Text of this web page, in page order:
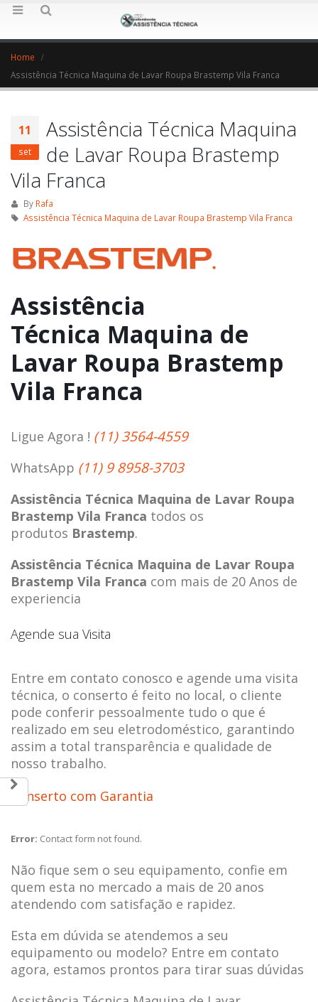
Home
Assistência Técnica Maquina de Lavar Roupa Brastemp Vila Franca
11
set
Assistência Técnica Maquina
de Lavar Roupa Brastemp
Vila Franca
By Rafa
Assistência Técnica Maquina de Lavar Roupa Brastemp Vila Franca
Assistência
Técnica Maquina de
Lavar Roupa Brastemp
Vila Franca
Ligue Agora ! (11) 3564-4559
WhatsApp (11) 9 8958-3703
Assistência Técnica Maquina de Lavar Roupa
Brastemp Vila Franca todos os
produtos Brastemp.
Assistência Técnica Maquina de Lavar Roupa
Brastemp Vila Franca com mais de 20 Anos de
experiencia
Agende sua Visita
Entre em contato conosco e agende uma visita
técnica, o conserto é feito no local, o cliente
pode conferir pessoalmente tudo o que é
realizado em seu eletrodoméstico, garantindo
assim a total transparência e qualidade de
nosso trabalho.
Conserto com Garantia
Error: Contact form not found.
Não fique sem o seu equipamento, confie em
quem esta no mercado a mais de 20 anos
atendendo com satisfação e rapidez.
Esta em dúvida se atendemos a seu
equipamento ou modelo? Entre em contato
agora, estamos prontos para tirar suas dúvidas